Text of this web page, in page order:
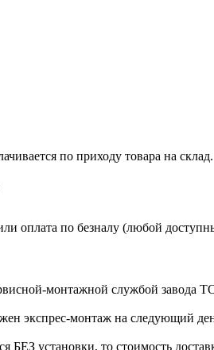
по приходу товара на склад.
оплата по безналу (любой
монтажной службой завода
экспрес-монтаж на следующий
БЕЗ установки, то стоимость